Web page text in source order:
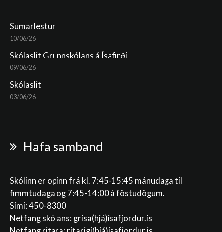
Sumarlestur
10/06/26
Skólaslit Grunnskólans á Ísafirði
09/06/26
Skólaslit
03/06/26
Hafa samband
Skólinn er opinn frá kl. 7:45-15:45 mánudaga til
fimmtudaga og 7:45-14:00 á föstudögum.
Sími: 450-8300
Netfang skólans: grisa(hjá)isafjordur.is